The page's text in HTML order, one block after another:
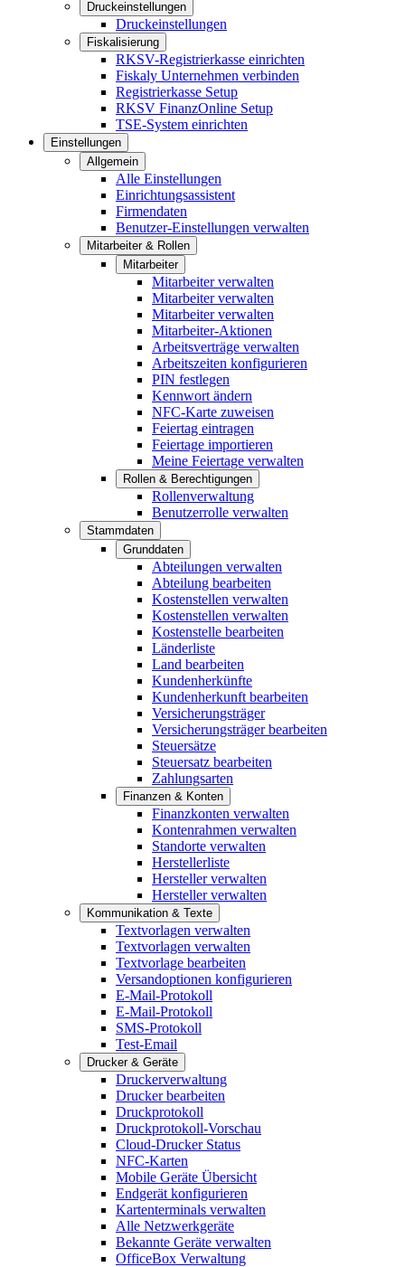
Druckeinstellungen
Druckeinstellungen
Fiskalisierung
RKSV-Registrierkasse einrichten
Fiskaly Unternehmen verbinden
Registrierkasse Setup
RKSV FinanzOnline Setup
TSE-System einrichten
Einstellungen
Allgemein
Alle Einstellungen
Einrichtungsassistent
Firmendaten
Benutzer-Einstellungen verwalten
Mitarbeiter & Rollen
Mitarbeiter
Mitarbeiter verwalten
Mitarbeiter verwalten
Mitarbeiter verwalten
Mitarbeiter-Aktionen
Arbeitsverträge verwalten
Arbeitszeiten konfigurieren
PIN festlegen
Kennwort ändern
NFC-Karte zuweisen
Feiertag eintragen
Feiertage importieren
Meine Feiertage verwalten
Rollen & Berechtigungen
Rollenverwaltung
Benutzerrolle verwalten
Stammdaten
Grunddaten
Abteilungen verwalten
Abteilung bearbeiten
Kostenstellen verwalten
Kostenstellen verwalten
Kostenstelle bearbeiten
Länderliste
Land bearbeiten
Kundenherkünfte
Kundenherkunft bearbeiten
Versicherungsträger
Versicherungsträger bearbeiten
Steuersätze
Steuersatz bearbeiten
Zahlungsarten
Finanzen & Konten
Finanzkonten verwalten
Kontenrahmen verwalten
Standorte verwalten
Herstellerliste
Hersteller verwalten
Hersteller verwalten
Kommunikation & Texte
Textvorlagen verwalten
Textvorlagen verwalten
Textvorlage bearbeiten
Versandoptionen konfigurieren
E-Mail-Protokoll
E-Mail-Protokoll
SMS-Protokoll
Test-Email
Drucker & Geräte
Druckerverwaltung
Drucker bearbeiten
Druckprotokoll
Druckprotokoll-Vorschau
Cloud-Drucker Status
NFC-Karten
Mobile Geräte Übersicht
Endgerät konfigurieren
Kartenterminals verwalten
Alle Netzwerkgeräte
Bekannte Geräte verwalten
OfficeBox Verwaltung